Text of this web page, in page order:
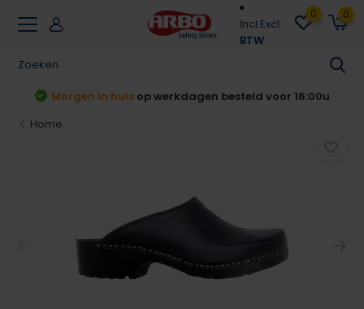
Incl.Excl.
BTW
0 0
Achteraf betalenKlarna & Riverty
Home